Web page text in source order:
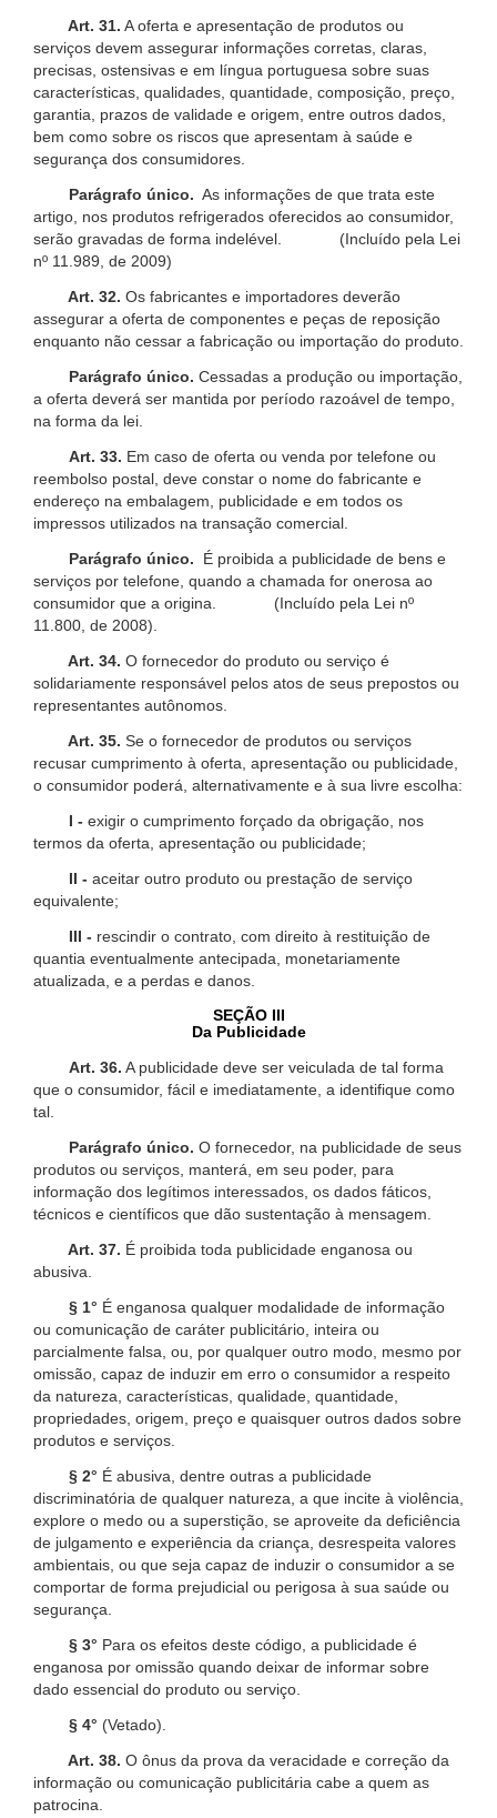
Art. 31. A oferta e apresentação de produtos ou
serviços devem assegurar informações corretas, claras,
precisas, ostensivas e em língua portuguesa sobre suas
características, qualidades, quantidade, composição, preço,
garantia, prazos de validade e origem, entre outros dados,
bem como sobre os riscos que apresentam à saúde e
segurança dos consumidores.
Parágrafo único. As informações de que trata este
artigo, nos produtos refrigerados oferecidos ao consumidor,
serão gravadas de forma indelével. (Incluído pela Lei
nº 11.989, de 2009)
Art. 32. Os fabricantes e importadores deverão
assegurar a oferta de componentes e peças de reposição
enquanto não cessar a fabricação ou importação do produto.
Parágrafo único. Cessadas a produção ou importação,
a oferta deverá ser mantida por período razoável de tempo,
na forma da lei.
Art. 33. Em caso de oferta ou venda por telefone ou
reembolso postal, deve constar o nome do fabricante e
endereço na embalagem, publicidade e em todos os
impressos utilizados na transação comercial.
Parágrafo único.
É proibida a publicidade de bens e
serviços por telefone, quando a chamada for onerosa ao
consumidor que a origina. (Incluído pela Lei nº
11.800, de 2008).
Art. 34. O fornecedor do produto ou serviço é
solidariamente responsável pelos atos de seus prepostos ou
representantes autônomos.
Art. 35. Se o fornecedor de produtos ou serviços
recusar cumprimento à oferta, apresentação ou publicidade,
o consumidor poderá, alternativamente e à sua livre escolha:
I - exigir o cumprimento forçado da obrigação, nos
termos da oferta, apresentação ou publicidade;
II - aceitar outro produto ou prestação de serviço
equivalente;
III - rescindir o contrato, com direito à restituição de
quantia eventualmente antecipada, monetariamente
atualizada, e a perdas e danos.
SEÇÃO III
Da Publicidade
Art. 36. A publicidade deve ser veiculada de tal forma
que o consumidor, fácil e imediatamente, a identifique como
tal.
Parágrafo único. O fornecedor, na publicidade de seus
produtos ou serviços, manterá, em seu poder, para
informação dos legítimos interessados, os dados fáticos,
técnicos e científicos que dão sustentação à mensagem.
Art. 37. É proibida toda publicidade enganosa ou
abusiva.
§ 1° É enganosa qualquer modalidade de informação
ou comunicação de caráter publicitário, inteira ou
parcialmente falsa, ou, por qualquer outro modo, mesmo por
omissão, capaz de induzir em erro o consumidor a respeito
da natureza, características, qualidade, quantidade,
propriedades, origem, preço e quaisquer outros dados sobre
produtos e serviços.
§ 2° É abusiva, dentre outras a publicidade
discriminatória de qualquer natureza, a que incite à violência,
explore o medo ou a superstição, se aproveite da deficiência
de julgamento e experiência da criança, desrespeita valores
ambientais, ou que seja capaz de induzir o consumidor a se
comportar de forma prejudicial ou perigosa à sua saúde ou
segurança.
§ 3° Para os efeitos deste código, a publicidade é
enganosa por omissão quando deixar de informar sobre
dado essencial do produto ou serviço.
§ 4° (Vetado).
Art. 38. O ônus da prova da veracidade e correção da
informação ou comunicação publicitária cabe a quem as
patrocina.